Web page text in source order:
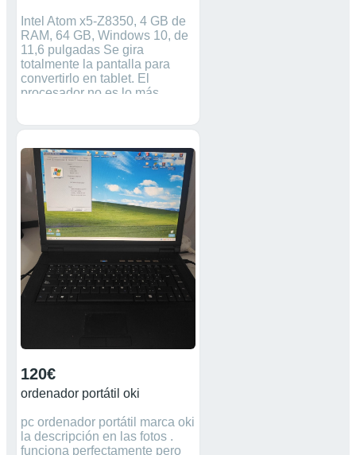
Intel Atom x5-Z8350, 4 GB de
RAM, 64 GB, Windows 10, de
11,6 pulgadas Se gira
totalmente la pantalla para
convertirlo en tablet. El
procesador no es lo más
va muy bien, y el táctil
entrada mini HDMI, lector
micro SD, un USB 3.0 y otro
2.0. Poco uso, alguna marca
suave en la parte de arriba
pero en muy buen estado, la
batería aguanta bastante. El
cargador no es original, es uno
universal que entrego con más
conectores. Regalo funda de
neopreno (usada, con marcas)
Hago envíos #portatil tablet
Huawei minipc informática
ordenador
120€
ordenador portátil oki
pc ordenador portátil marca oki
la descripción en las fotos .
funciona perfectamente pero